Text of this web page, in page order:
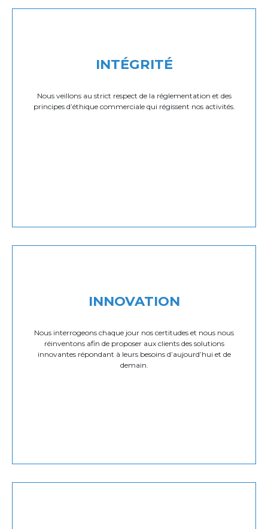
INTÉGRITÉ
Nous veillons au strict respect de la réglementation et des
principes d’éthique commerciale qui régissent nos activités.
INNOVATION
Nous interrogeons chaque jour nos certitudes et nous nous
réinventons afin de proposer aux clients des solutions
innovantes répondant à leurs besoins d’aujourd’hui et de
demain.